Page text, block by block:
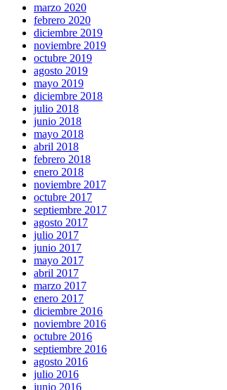
marzo 2020
febrero 2020
diciembre 2019
noviembre 2019
octubre 2019
agosto 2019
mayo 2019
diciembre 2018
julio 2018
junio 2018
mayo 2018
abril 2018
febrero 2018
enero 2018
noviembre 2017
octubre 2017
septiembre 2017
agosto 2017
julio 2017
junio 2017
mayo 2017
abril 2017
marzo 2017
enero 2017
diciembre 2016
noviembre 2016
octubre 2016
septiembre 2016
agosto 2016
julio 2016
junio 2016